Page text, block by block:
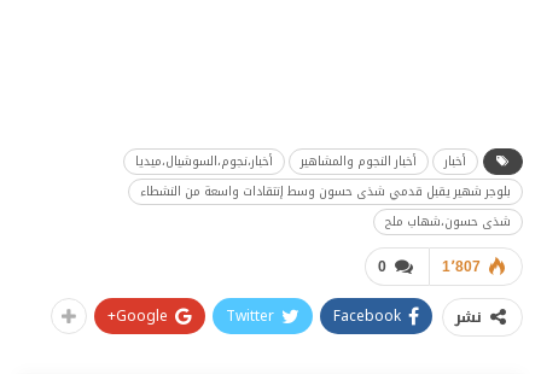
أخبار أخبار النجوم والمشاهير
أخبار،نجوم،السوشيال،ميديا
بلوجر شهير يقبل قدمي شذى حسون وسط إنتقادات واسعة من النشطاء
شذى حسون،شهاب ملح
0 1٬807
نشر Facebook
Twitter
Google+